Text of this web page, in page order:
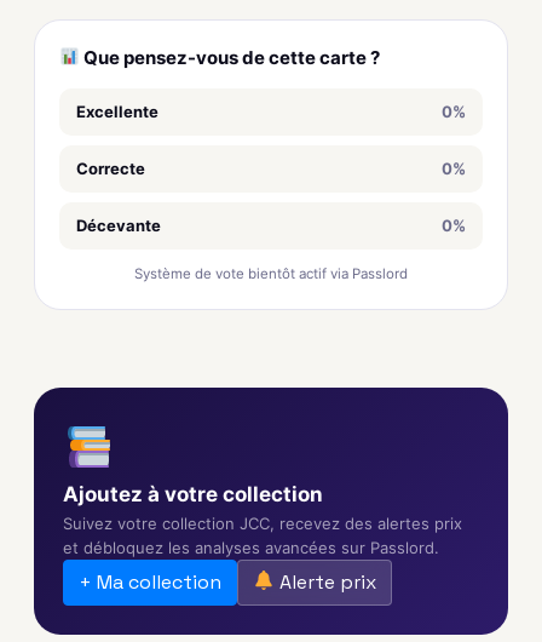
Que pensez-vous de cette carte ?
Excellente 0%
Correcte 0%
Décevante 0%
Système de vote bientôt actif via Passlord
Ajoutez à votre collection
Suivez votre collection JCC, recevez des alertes prix
et débloquez les analyses avancées sur Passlord.
+ Ma collection Alerte prix